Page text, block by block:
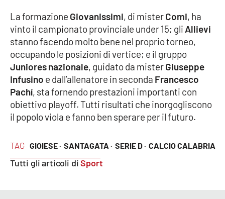
LA
CALABRIAVISIONE
Destinazioni
Eventi
Food
Storie
TAG GIOIESE · SANTAGATA · SERIE D · CALCIO CALABRIA
Tutti gli articoli diSport
La formazione Giovanissimi, di misterComi, ha
vinto il campionato provinciale under 15; gli Allievi
stanno facendo molto bene nel proprio torneo,
occupando le posizioni di vertice; e il gruppo
Juniores nazionale, guidato da misterGiuseppe
Infusino e dall’allenatore in seconda Francesco
Pachí, sta fornendo prestazioni importanti con
obiettivo playoff. Tutti risultati che inorgogliscono
il popolo viola e fanno ben sperare per il futuro.